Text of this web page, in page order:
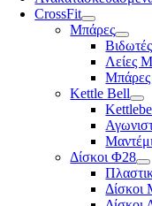
CrossFit
Μπάρες
Λείες
Kettle Bell
Μαντέμι
Δίσκοι Φ28
Δίσκοι